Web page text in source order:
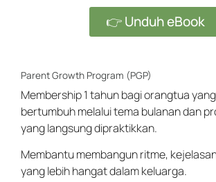
👉 Unduh eBook
Parent Growth Program (PGP)
Membership 1 tahun bagi orangtua
bertumbuh melalui tema bulanan dan
yang langsung dipraktikkan.
Membantu membangun ritme,
yang lebih hangat dalam keluarga.